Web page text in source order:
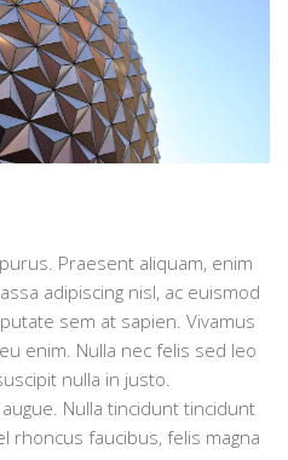
Praesent aliquam, enim
adipiscing nisl, ac euismod
sem at sapien. Vivamus
enim. Nulla nec felis sed leo
nulla in justo.
Nulla tincidunt tincidunt
rhoncus faucibus, felis magna